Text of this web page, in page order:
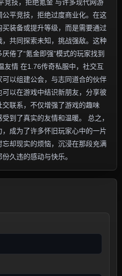
竞技，拒绝氪金 与许多现代网游
平竞技，拒绝过度商业化。在这
装备或提升等级，而是需要通过
共同探索未知，挑战强敌。这种
倦了“氪金即强”模式的玩家找到
友情 在1.76传奇私服中，社交互
以组建公会，与志同道合的伙伴
以在游戏中结识新朋友，分享彼
联系，不仅增强了游戏的趣味
到了真实的友情和温暖。 总之，
成为了许多怀旧玩家心中的一片
却现实的烦恼，沉浸在那段充满
久违的感动与快乐。